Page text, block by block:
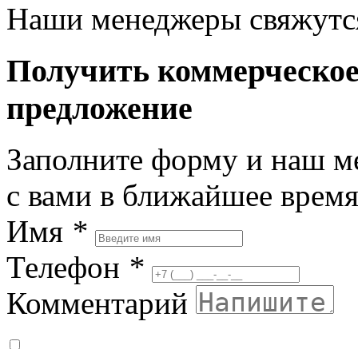
Наши менеджеры
Получить
предложение
Заполните форму и наш
с вами в ближайшее время
Имя *
Телефон *
Комментарий